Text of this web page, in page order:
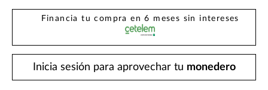
Financia tu compra en 6 meses sin intereses
Inicia sesión para aprovechar tu monedero